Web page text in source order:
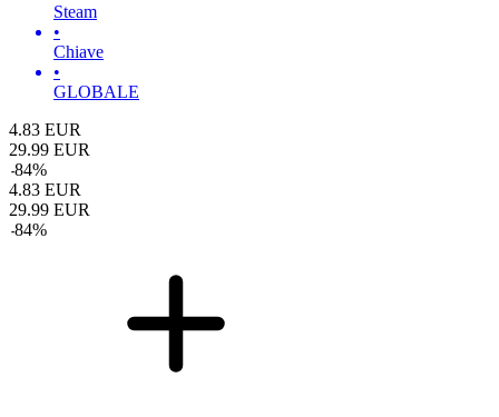
Steam
•
Chiave
•
GLOBALE
4.83 EUR
29.99 EUR
-84%
4.83 EUR
29.99 EUR
-84%